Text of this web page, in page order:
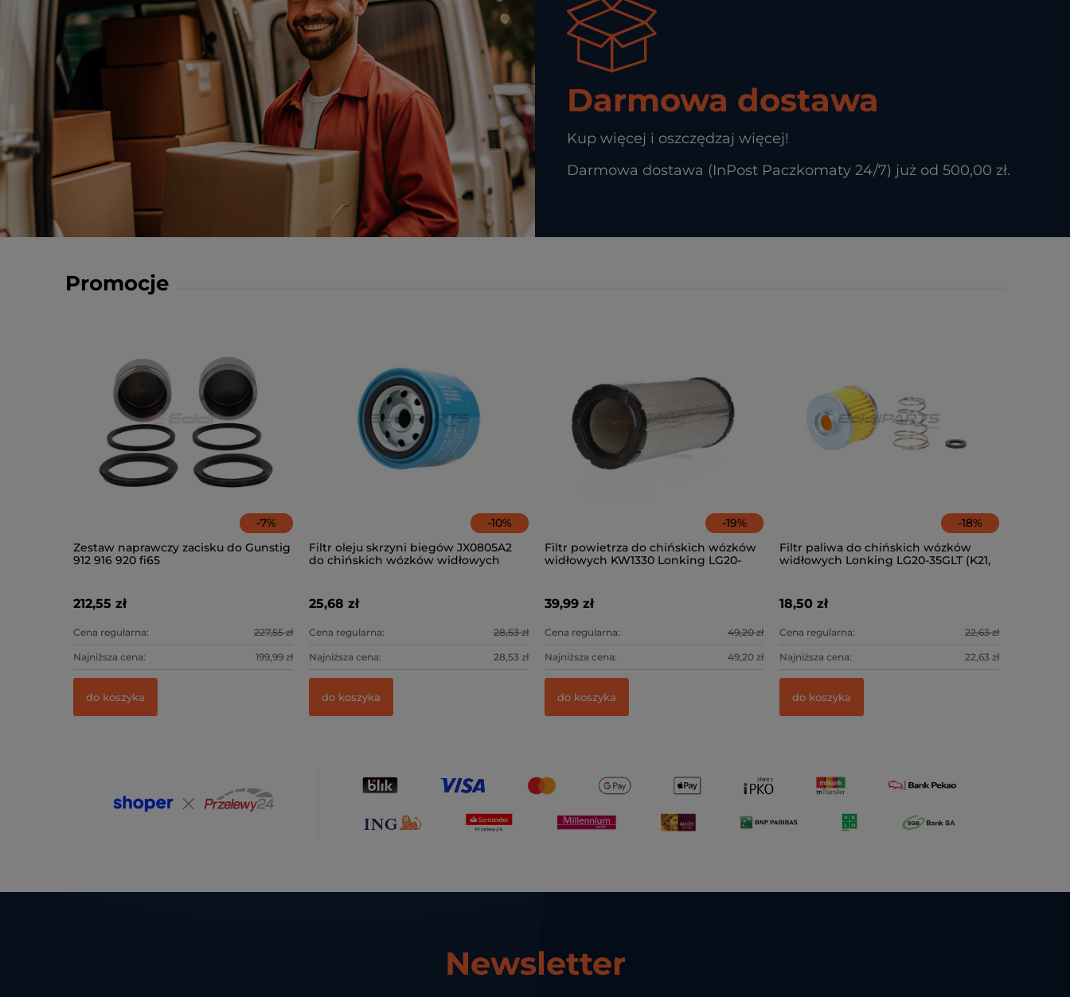
Darmowa dostawa
Kup więcej i oszczędzaj więcej!
Darmowa dostawa (InPost Paczkomaty 24/7) już od 500,00 zł.
Promocje
-7%
Zestaw naprawczy zacisku do Gunstig
912 916 920 fi65
212,55 zł
Cena regularna: 227,55 zł
Najniższa cena: 199,99 zł
do koszyka
-10%
Filtr oleju skrzyni biegów JX0805A2
do chińskich wózków widłowych
25,68 zł
Cena regularna: 28,53 zł
Najniższa cena: 28,53 zł
do koszyka
-19%
Filtr powietrza do chińskich wózków
widłowych KW1330 Lonking LG20-
39,99 zł
Cena regularna: 49,20 zł
Najniższa cena: 49,20 zł
do koszyka
-18%
Filtr paliwa do chińskich wózków
widłowych Lonking LG20-35GLT (K21,
18,50 zł
Cena regularna: 22,63 zł
Najniższa cena: 22,63 zł
do koszyka
Newsletter